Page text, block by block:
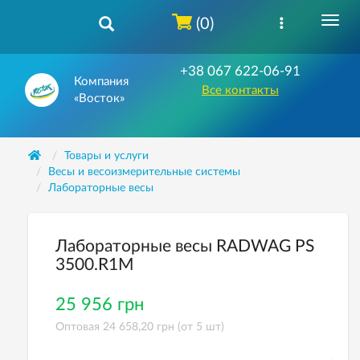
Компания
«Восток»
+38 067 622-06-91
Все контакты
(0)
Товары и услуги
Весы и весоизмерительные системы
Лабораторные весы
Лабораторные весы RADWAG PS
3500.R1M
25 956 грн
Оптовая 24 658,20 грн (от 5 шт)